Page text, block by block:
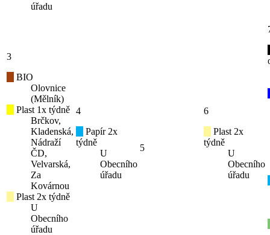
úřadu
3
BIO
Olovnice
(Mělník)
Plast 1x týdně
Brčkov,
Kladenská,
Nádraží
ČD,
Velvarská,
Za
Kovárnou
Plast 2x týdně
U
Obecního
úřadu
4
Papír 2x
týdně
U
Obecního
úřadu
5
6
Plast 2x
týdně
U
Obecního
úřadu